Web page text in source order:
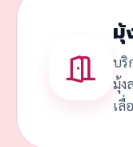
มุ้
บริ
มุ้ง
เลื่